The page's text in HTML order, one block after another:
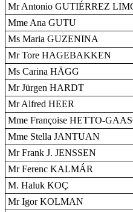
Mr Antonio GUTIÉRREZ
Mme Ana GUTU
Ms Maria GUZENINA
Mr Tore HAGEBAKKEN
Ms Carina HÄGG
Mr Jürgen HARDT
Mr Alfred HEER
Mme Françoise HETTO-
Mme Stella JANTUAN
Mr Frank J. JENSSEN
Mr Ferenc KALMÁR
M. Haluk KOÇ
Mr Igor KOLMAN